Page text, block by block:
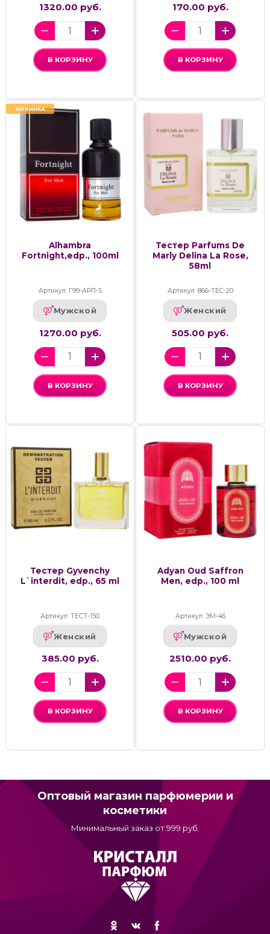
1320.00 руб.
В КОРЗИНУ
170.00 руб.
В КОРЗИНУ
НОВИНКА
Alhambra
Fortnight,edp., 100ml
Артикул: Г99-АРП-5
Мужской
1270.00 руб.
В КОРЗИНУ
Тестер Parfums De
Marly Delina La Rose,
58ml
Артикул: 866-ТЕС-20
Женский
505.00 руб.
В КОРЗИНУ
Тестер Gyvenchy
L`interdit, edp., 65 ml
Артикул: ТЕСТ-150
Женский
385.00 руб.
В КОРЗИНУ
Adyan Oud Saffron
Men, edp., 100 ml
Артикул: ЭМ-46
Мужской
2510.00 руб.
В КОРЗИНУ
Оптовый магазин парфюмерии и
косметики
Минимальный заказ от 999 руб.